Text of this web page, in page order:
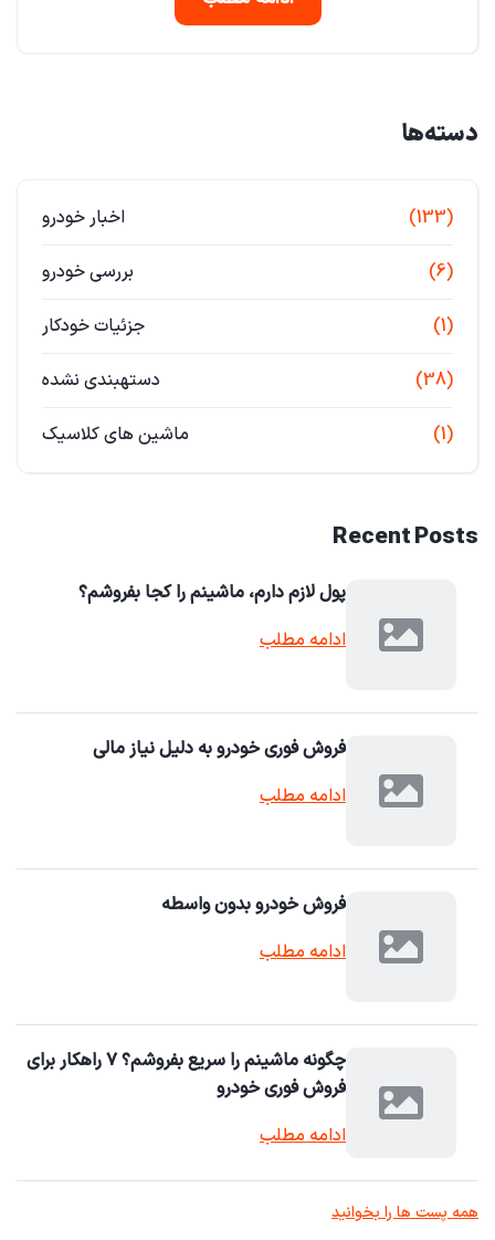
دسته‌ها
اخبار خودرو (133)
بررسی خودرو (6)
جزئیات خودکار (1)
دستهبندی نشده (38)
ماشین های کلاسیک (1)
Recent Posts
پول لازم دارم، ماشینم را کجا بفروشم؟
ادامه مطلب
فروش فوری خودرو به دلیل نیاز مالی
ادامه مطلب
فروش خودرو بدون واسطه
ادامه مطلب
چگونه ماشینم را سریع بفروشم؟ ۷ راهکار برای
فروش فوری خودرو
ادامه مطلب
همه پست ها را بخوانید